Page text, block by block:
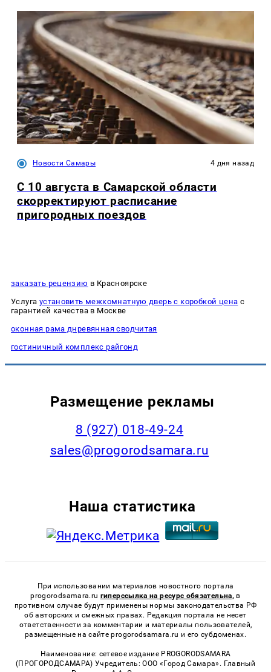
Новости Самары 4 дня назад
С 10 августа в Самарской области
скорректируют расписание
пригородных поездов
заказать рецензию в Красноярске
Услуга установить межкомнатную дверь с коробкой цена с
гарантией качества в Москве
оконная рама днревянная сводчитая
гостиничный комплекс райгонд
Размещение рекламы
8 (927) 018-49-24
sales@progorodsamara.ru
Наша статистика
При использовании материалов новостного портала
progorodsamara.ru гиперссылка на ресурс обязательна, в
противном случае будут применены нормы законодательства РФ
об авторских и смежных правах. Редакция портала не несет
ответственности за комментарии и материалы пользователей,
размещенные на сайте progorodsamara.ru и его субдоменах.
Наименование: сетевое издание PROGORODSAMARA
(ПРОГОРОДСАМАРА) Учредитель: ООО «Город Самара». Главный